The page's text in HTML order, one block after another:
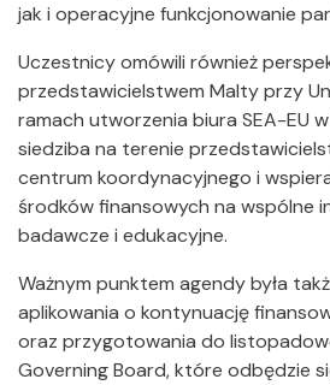
jak i operacyjne funkcjonowanie
Uczestnicy omówili również
przedstawicielstwem Malty przy
ramach utworzenia biura SEA-EU
siedziba na terenie
centrum koordynacyjnego i
środków finansowych na wspólne
badawcze i edukacyjne.
Ważnym punktem agendy była
aplikowania o kontynuację
oraz przygotowania do
Governing Board, które odbędzie